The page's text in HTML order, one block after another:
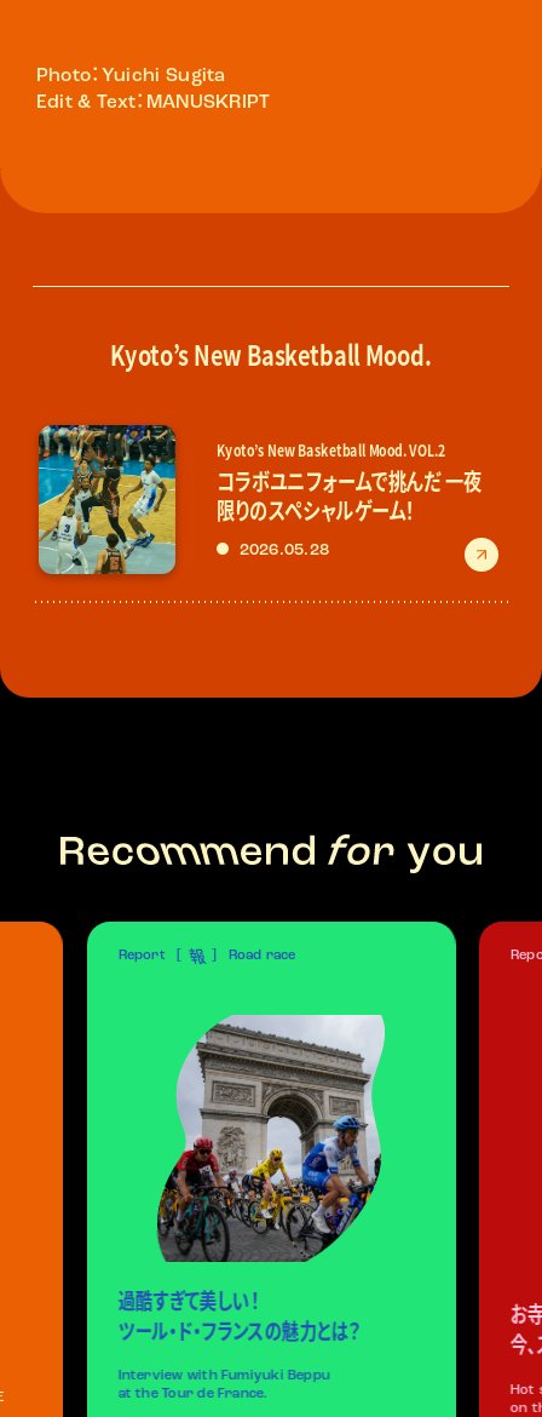
Photo：Yuichi Sugita
Edit & Text：MANUSKRIPT
Kyoto’s New Basketball Mood.
Kyoto’s New Basketball Mood. VOL.2
コラボユニフォームで挑んだ 一夜
限りのスペシャルゲーム！
2026.05.28
Report 報 Road race
過酷すぎて美しい！
ツール・ド・フランスの魅力とは？
Interview with Fumiyuki Beppu
at the Tour de France.
お
今
Hot
on